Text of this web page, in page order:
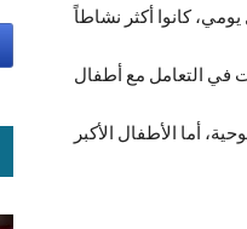
كانوا أكثر نشاطاً
في التعامل مع أطفال
أما الأطفال الأكبر